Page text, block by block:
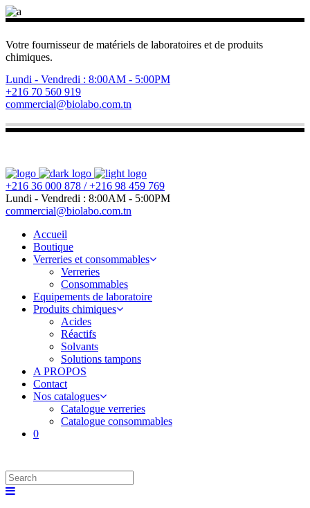
Votre fournisseur de matériels de laboratoires et de produits
chimiques.
Lundi - Vendredi : 8:00AM - 5:00PM
+216 70 560 919
commercial@biolabo.com.tn
+216 36 000 878 / +216 98 459 769
Lundi - Vendredi : 8:00AM - 5:00PM
commercial@biolabo.com.tn
Accueil
Boutique
Verreries et consommables
Verreries
Consommables
Equipements de laboratoire
Produits chimiques
Acides
Réactifs
Solvants
Solutions tampons
A PROPOS
Contact
Nos catalogues
Catalogue verreries
Catalogue consommables
0